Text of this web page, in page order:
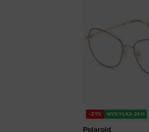
-31% WYSYŁKA 24H
Polaroid